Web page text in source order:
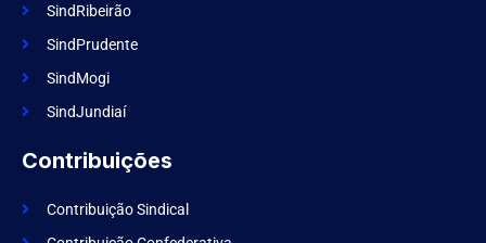
SindRibeirão
SindPrudente
SindMogi
SindJundiaí
Contribuições
Contribuição Sindical